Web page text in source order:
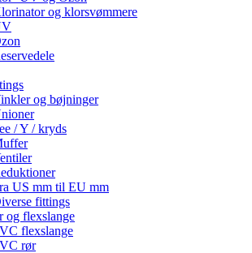
og klorsvømmere
og bøjninger
/ Y / kryds
US mm til EU mm
fittings
og flexslange
flexslange
rør